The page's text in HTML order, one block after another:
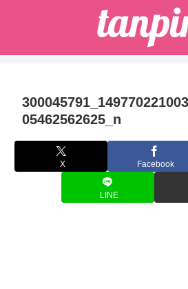
05462562625_n
X Facebook
LINE